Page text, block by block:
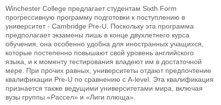
Winchester College предлагает студентам Sixth Form
прогрессивную программу подготовки к поступлению в
университет - Cambridge Pre-U. Поскольку эта программа
предполагает экзамены лишь в конце двухлетнего курса
обучения, она особенно удобна для иностранных учащихся,
которые постепенно повышают свой уровень английского
языка, и к моменту тестирования владеют им в достаточной
мере. При прочих равных, университеты отдают предпочтение
квалификации Pre-U по сравнению с A-level. Эта квалификация
признается также ведущими университетами мира, включая
вузы группы «Рассел» и «Лиги плюща».